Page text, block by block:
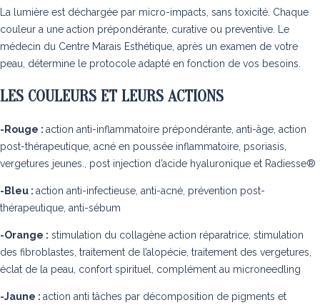
La lumière est déchargée par micro-impacts, sans toxicité. Chaque
couleur a une action prépondérante, curative ou preventive. Le
médecin du Centre Marais Esthétique, après un examen de votre
peau, détermine le protocole adapté en fonction de vos besoins.
LES COULEURS ET LEURS ACTIONS
-Rouge : action anti-inflammatoire prépondérante, anti-âge, action
post-thérapeutique, acné en poussée inflammatoire, psoriasis,
vergetures jeunes., post injection d’acide hyaluronique et Radiesse®
-Bleu : action anti-infectieuse, anti-acné, prévention post-
thérapeutique, anti-sébum
-Orange : stimulation du collagène action réparatrice, stimulation
des fibroblastes, traitement de l’alopécie, traitement des vergetures,
éclat de la peau, confort spirituel, complément au microneedling
-Jaune : action anti tâches par décomposition de pigments et